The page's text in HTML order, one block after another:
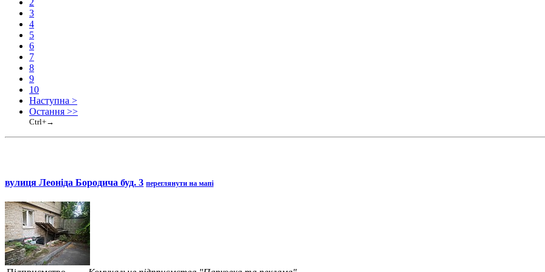
2
3
4
5
6
7
8
9
10
Наступна >
Остання >>
Ctrl+→
вулиця Леоніда Бородича буд. 3 переглянути на мапі